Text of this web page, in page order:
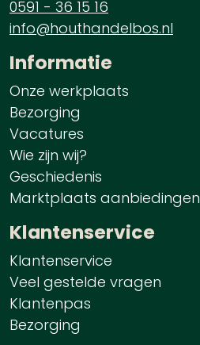
0591 - 36 15 16
info@houthandelbos.nl
Informatie
Onze werkplaats
Bezorging
Vacatures
Wie zijn wij?
Geschiedenis
Marktplaats aanbiedingen
Klantenservice
Klantenservice
Veel gestelde vragen
Klantenpas
Bezorging